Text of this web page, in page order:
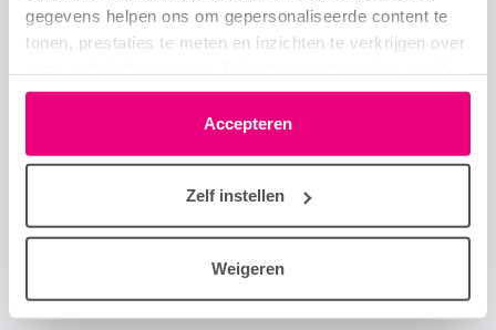
gegevens helpen ons om gepersonaliseerde content te
tonen, prestaties te meten en inzichten te verkrijgen over
moment wijzigen of intrekken via het cookie-icoontje
linksonder elke pagina. De lijst met partners is te vinden
in het tabblad “details”.
Accepteren
Zelf instellen
Weigeren